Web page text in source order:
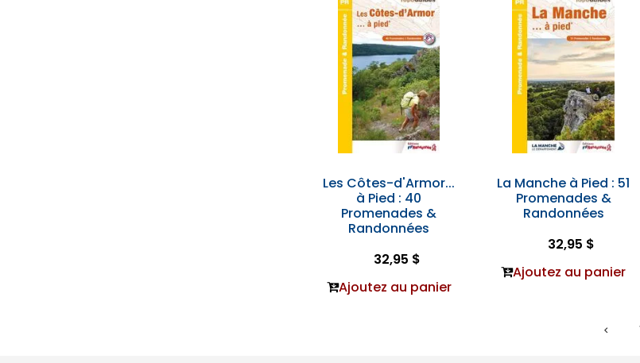
Les Côtes-d'Armor...
à Pied : 40
Promenades &
Randonnées
32,95 $
Ajoutez au panier
La Manche à Pied : 51
Promenades &
Randonnées
32,95 $
Ajoutez au panier